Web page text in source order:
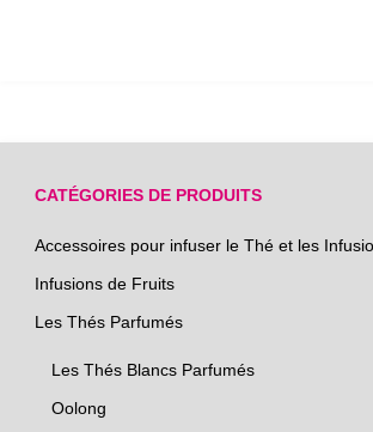
CATÉGORIES DE PRODUITS
Accessoires pour infuser le Thé et les
Infusions de Fruits
Les Thés Parfumés
Les Thés Blancs Parfumés
Oolong